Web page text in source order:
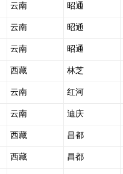
云南 昭通
云南 昭通
云南 昭通
西藏 林芝
云南 红河
云南 迪庆
西藏 昌都
西藏 昌都